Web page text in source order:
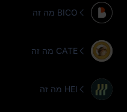
מה זה BICO
מה זה CATE
מה זה HEI